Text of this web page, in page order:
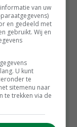
houtduiven,
informatie
tijd en
Raymond
BIJ12, ook
van uw
en gedeeld met
gebruikt. Wij en
U kunt
te
sitemenu naar
te trekken via de